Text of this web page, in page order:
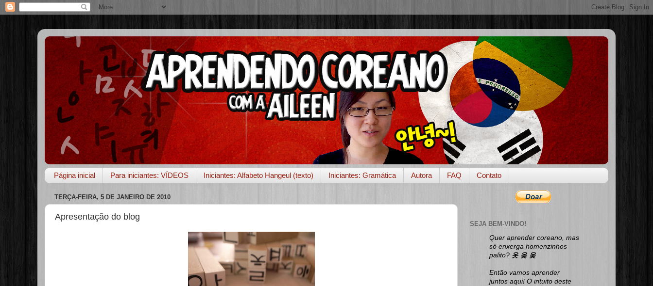
Página inicial Para iniciantes: VÍDEOS Iniciantes: Alfabeto Hangeul (texto) Iniciantes: Gramática Autora FAQ Contato
TERÇA-FEIRA, 5 DE JANEIRO DE 2010
Apresentação do blog
SEJA BEM-VINDO!
Quer aprender coreano, mas
só enxerga homenzinhos
palito? 옷 옺 웆
Então vamos aprender
juntos aqui! O intuito deste